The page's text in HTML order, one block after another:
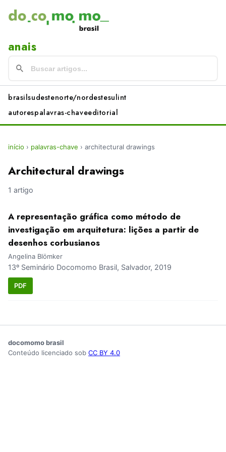
anais
brasilsudestenorte/nordestesulint
autorespalavras-chaveeditorial
início › palavras-chave › architectural drawings
Architectural drawings
1 artigo
A representação gráfica como método de
investigação em arquitetura: lições a partir de
desenhos corbusianos
Angelina Blömker
13º Seminário Docomomo Brasil, Salvador, 2019
PDF
docomomo brasil
Conteúdo licenciado sob CC BY 4.0